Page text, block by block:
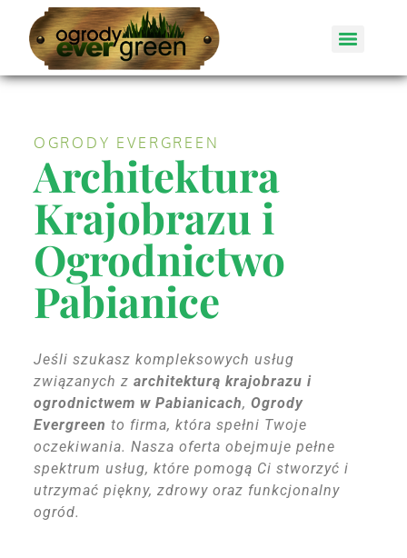
OGRODY EVERGREEN
Architektura
Krajobrazu i
Ogrodnictwo
Pabianice
Jeśli szukasz kompleksowych usług
związanych z architekturą krajobrazu i
ogrodnictwem w Pabianicach, Ogrody
Evergreen to firma, która spełni Twoje
oczekiwania. Nasza oferta obejmuje pełne
spektrum usług, które pomogą Ci stworzyć i
utrzymać piękny, zdrowy oraz funkcjonalny
ogród.